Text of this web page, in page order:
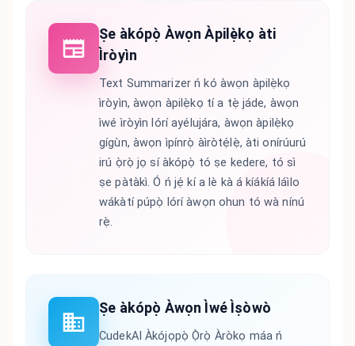
Ṣe àkópọ̀ Àwọn Àpilẹ̀kọ àti
Ìròyìn
Text Summarizer ń kó àwọn àpilẹ̀kọ
ìròyìn, àwọn àpilẹ̀kọ tí a tẹ̀ jáde, àwọn
ìwé ìròyìn lórí ayélujára, àwọn àpilẹ̀kọ
gígùn, àwọn ìpínrọ̀ àìròtẹ́lẹ̀, àti onírúurú
irú ọ̀rọ̀ jọ sí àkópọ̀ tó ṣe kedere, tó sì
ṣe pàtàkì. Ó ń jẹ́ kí a lè kà á kíákíá láìlo
wákàtí púpọ̀ lórí àwọn ohun tó wà nínú
rẹ̀.
Ṣe àkópọ̀ Àwọn Ìwé Ìṣòwò
CudekAI Àkójọpọ̀ Ọ̀rọ̀ Àròkọ máa ń